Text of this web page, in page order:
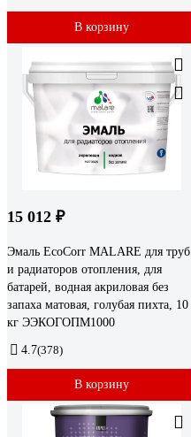
В корзину
15 012 ₽
Эмаль EcoCorr MALARE для труб
и радиаторов отопления, для
батарей, водная акриловая без
запаха матовая, голубая пихта, 10
кг ЭЭКОГОПМ1000
4.7(378)
В корзину